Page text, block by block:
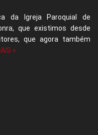
da Igreja Paroquial de
que existimos desde
que agora também
»